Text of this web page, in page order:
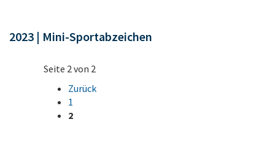
2023 | Mini-Sportabzeichen
Seite 2 von 2
Zurück
1
2